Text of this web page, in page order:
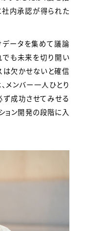
社内承認が得られた
ータを集めて議論
でも未来を切り開い
は欠かせないと確信
メンバー一人ひとり
ず成功させてみせる
ョン開発の段階に入